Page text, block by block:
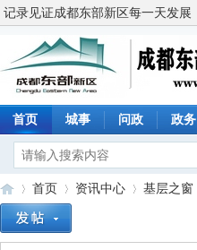
记录见证成都东部新区每一天发展
首页 城事 问政 政务
首页 资讯中心 基层之窗